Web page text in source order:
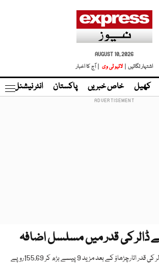
AUGUST 10, 2026
اشتہار لگائیں |
لائیو ٹی وی | آج کا اخبار
کھیل خاص خبریں پاکستان انٹر نیشنل
ڈالر کی قدر میں مسلسل اضافہ
انٹربینک مارکیٹ میں ڈالر کی قدر اتارچڑھاؤ کے بعد مزید 9 پیسے بڑھ کر 155.69روپے